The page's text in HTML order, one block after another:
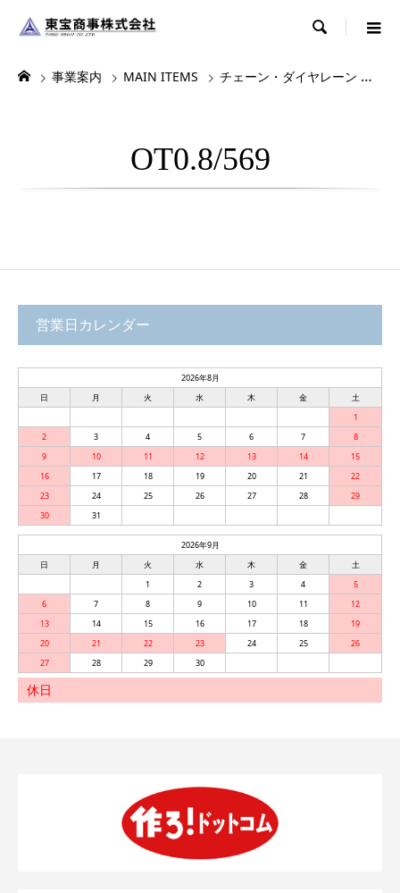

事業案内 MAIN ITEMS チェーン・ダイヤレーン
OT0.8/569
営業日カレンダー
2026年8月
日
月 火 水 木 金
土
1
2
3 4 5 6 7
8
9
10 11 12 13 14
15
16
17 18 19 20 21
22
23
24 25 26 27 28
29
30
31
2026年9月
日
月 火 水 木 金
土
1
2 3 4
5
6
7 8 9 10 11
12
13
14 15 16 17 18
19
20
21 22 23 24 25
26
27
28 29 30
休日